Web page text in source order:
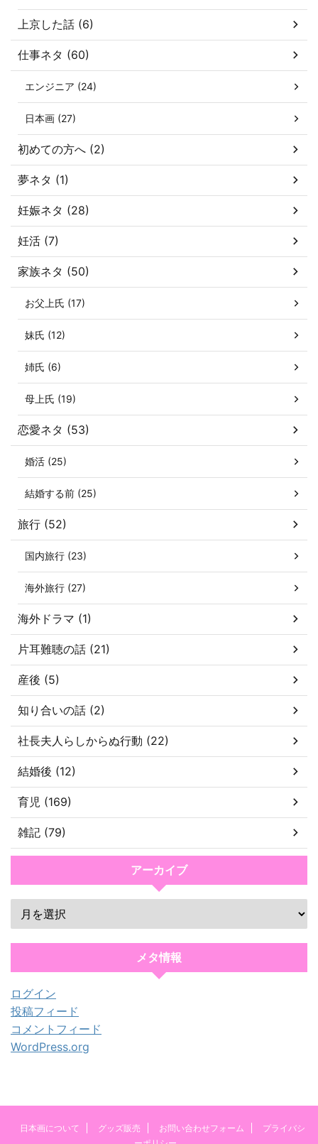
上京した話 (6)
仕事ネタ (60)
エンジニア (24)
日本画 (27)
初めての方へ (2)
夢ネタ (1)
妊娠ネタ (28)
妊活 (7)
家族ネタ (50)
お父上氏 (17)
妹氏 (12)
姉氏 (6)
母上氏 (19)
恋愛ネタ (53)
婚活 (25)
結婚する前 (25)
旅行 (52)
国内旅行 (23)
海外旅行 (27)
海外ドラマ (1)
片耳難聴の話 (21)
産後 (5)
知り合いの話 (2)
社長夫人らしからぬ行動 (22)
結婚後 (12)
育児 (169)
雑記 (79)
アーカイブ
メタ情報
ログイン
投稿フィード
コメントフィード
WordPress.org
日本画について グッズ販売 お問い合わせフォーム
プライバシ